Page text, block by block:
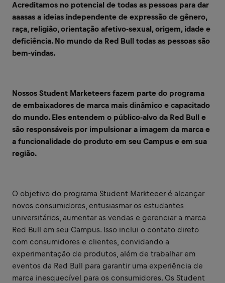
Acreditamos no potencial de todas as pessoas para dar
aaasas a ideias independente de expressão de gênero,
raça, religião, orientação afetivo-sexual, origem, idade e
deficiência. No mundo da Red Bull todas as pessoas são
bem-vindas.
Nossos Student Marketeers fazem parte do programa
de embaixadores de marca mais dinâmico e capacitado
do mundo. Eles entendem o público-alvo da Red Bull e
são responsáveis por impulsionar a imagem da marca e
a funcionalidade do produto em seu Campus e em sua
região.
O objetivo do programa Student Markteeer é alcançar
novos consumidores, entusiasmar os estudantes
universitários, aumentar as vendas e gerenciar a marca
Red Bull em seu Campus. Isso inclui o contato direto
com consumidores e clientes, convidando a
experimentação de produtos, além de trabalhar em
eventos da Red Bull para garantir uma experiência de
marca inesquecível para os consumidores. Os Student